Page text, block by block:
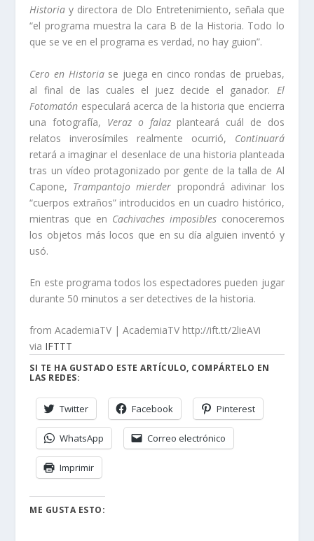
Historia y directora de Dlo Entretenimiento, señala que
“el programa muestra la cara B de la Historia. Todo lo
que se ve en el programa es verdad, no hay guion”.
Cero en Historiase juega en cinco rondas de pruebas,
al final de las cuales el juez decide el ganador. El
Fotomatón especulará acerca de la historia que encierra
una fotografía, Veraz o falazplanteará cuál de dos
relatos inverosímiles realmente ocurrió, Continuará
retará a imaginar el desenlace de una historia planteada
tras un vídeo protagonizado por gente de la talla de Al
Capone, Trampantojo mierder propondrá adivinar los
“cuerpos extraños” introducidos en un cuadro histórico,
mientras que en Cachivaches imposiblesconoceremos
los objetos más locos que en su día alguien inventó y
usó.
En este programa todos los espectadores pueden jugar
durante 50 minutos a ser detectives de la historia.
from AcademiaTV | AcademiaTV http://ift.tt/2lieAVi
via IFTTT
SI TE HA GUSTADO ESTE ARTÍCULO, COMPÁRTELO EN
LAS REDES:
Twitter Facebook Pinterest
WhatsApp Correo electrónico
Imprimir
ME GUSTA ESTO: